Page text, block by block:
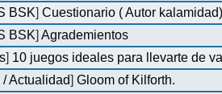
BSK]Cuestionario ( Autor
BSK]Agrademientos
] 10 juegos ideales para llevarte de
Actualidad]Gloom of Kilforth.